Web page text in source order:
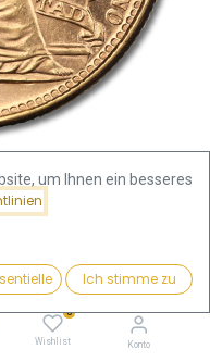
Kaufen
0
Wishlist Konto
verschiedene Jahre
um Ihnen ein besseres
Ich stimme zu